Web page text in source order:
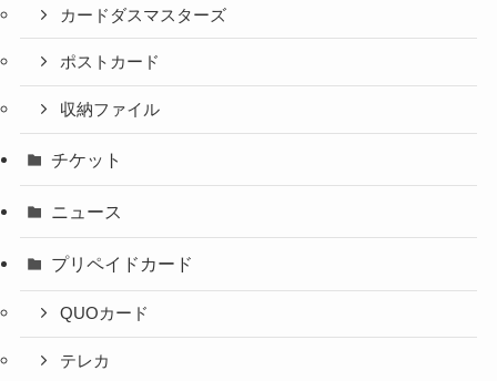
カードダスマスターズ
ポストカード
収納ファイル
チケット
ニュース
プリペイドカード
QUOカード
テレカ